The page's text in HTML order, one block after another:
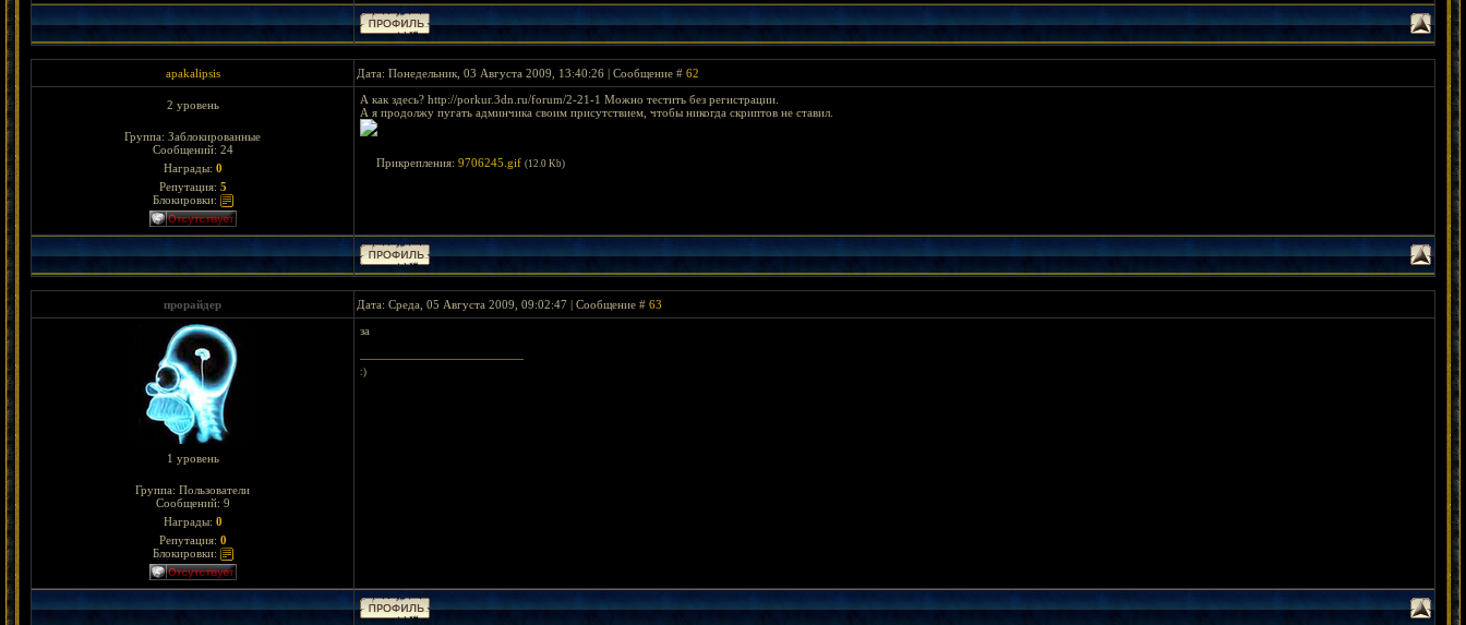
apakalipsis Дата: Понедельник, 03 Августа 2009, 13:40:26 | Сообщение # 62
2 уровень
Группа: Заблокированные
Сообщений: 24
Награды: 0
Репутация: 5
Блокировки:
А как здесь? http://porkur.3dn.ru/forum/2-21-1 Можно тестить без регистрации.
А я продолжу пугать админчика своим присутствием, чтобы никогда скриптов не ставил.
Прикрепления: 9706245.gif (12.0 Kb)
прорайдер Дата: Среда, 05 Августа 2009, 09:02:47 | Сообщение # 63
1 уровень
Группа: Пользователи
Сообщений: 9
Награды: 0
Репутация: 0
Блокировки:
за
:)